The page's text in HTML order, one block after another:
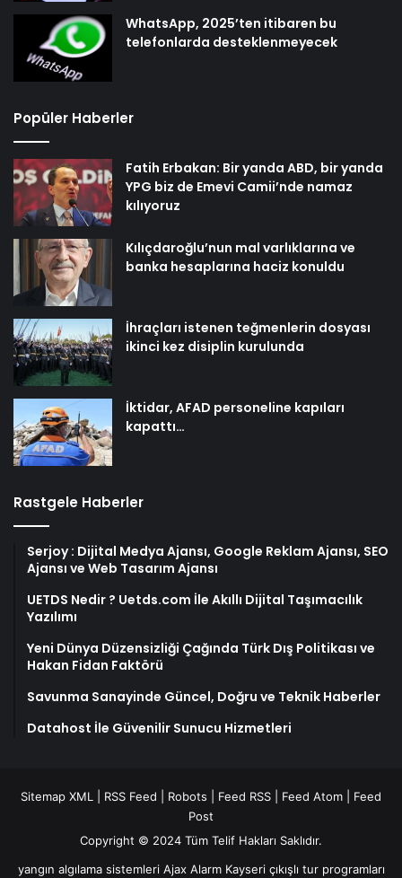
WhatsApp, 2025’ten itibaren bu
telefonlarda desteklenmeyecek
Popüler Haberler
Fatih Erbakan: Bir yanda ABD, bir yanda
YPG biz de Emevi Camii’nde namaz
kılıyoruz
Kılıçdaroğlu’nun mal varlıklarına ve
banka hesaplarına haciz konuldu
İhraçları istenen teğmenlerin dosyası
ikinci kez disiplin kurulunda
İktidar, AFAD personeline kapıları
kapattı…
Rastgele Haberler
Serjoy : Dijital Medya Ajansı, Google Reklam Ajansı, SEO
Ajansı ve Web Tasarım Ajansı
UETDS Nedir ? Uetds.com İle Akıllı Dijital Taşımacılık
Yazılımı
Yeni Dünya Düzensizliği Çağında Türk Dış Politikası ve
Hakan Fidan Faktörü
Savunma Sanayinde Güncel, Doğru ve Teknik Haberler
Datahost İle Güvenilir Sunucu Hizmetleri
Sitemap XML RSS Feed Robots Feed RSS Feed Atom
Feed
Post
Copyright © 2024 Tüm Telif Hakları Saklıdır.
yangın algılama sistemleri Ajax Alarm Kayseri çıkışlı tur programları